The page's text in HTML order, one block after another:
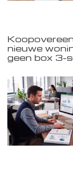
nieuwe
geen box 3-